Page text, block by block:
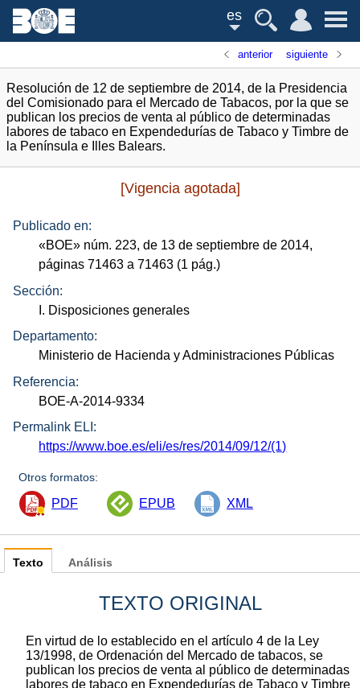
es
anterior siguiente
Resolución de 12 de septiembre de 2014, de la Presidencia
del Comisionado para el Mercado de Tabacos, por la que se
publican los precios de venta al público de determinadas
labores de tabaco en Expendedurías de Tabaco y Timbre de
la Península e Illes Balears.
[Vigencia agotada]
Publicado en:
«BOE» núm. 223, de 13 de septiembre de 2014,
páginas 71463 a 71463 (1 pág.)
Sección:
I. Disposiciones generales
Departamento:
Ministerio de Hacienda y Administraciones Públicas
Referencia:
BOE-A-2014-9334
Permalink ELI:
https://www.boe.es/eli/es/res/2014/09/12/(1)
Otros formatos:
PDF EPUB XML
Texto
TEXTO ORIGINAL
En virtud de lo establecido en el artículo 4 de la Ley
13/1998, de Ordenación del Mercado de tabacos, se
publican los precios de venta al público de determinadas
labores de tabaco en Expendedurías de Tabaco y Timbre
Análisis